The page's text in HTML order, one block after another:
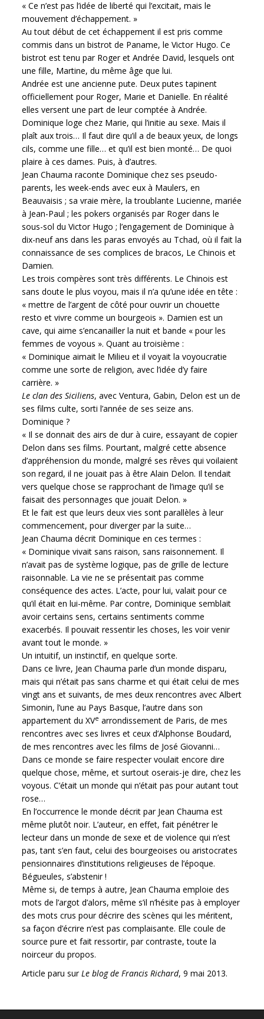
« Ce n’est pas l’idée de liberté qui l’excitait, mais le
mouvement d’échappement. »
Au tout début de cet échappement il est pris comme
commis dans un bistrot de Paname, le Victor Hugo. Ce
bistrot est tenu par Roger et Andrée David, lesquels ont
une fille, Martine, du même âge que lui.
Andrée est une ancienne pute. Deux putes tapinent
officiellement pour Roger, Marie et Danielle. En réalité
elles versent une part de leur comptée à Andrée.
Dominique loge chez Marie, qui l’initie au sexe. Mais il
plaît aux trois… Il faut dire qu’il a de beaux yeux, de longs
cils, comme une fille… et qu’il est bien monté… De quoi
plaire à ces dames. Puis, à d’autres.
Jean Chauma raconte Dominique chez ses pseudo-
parents, les week-ends avec eux à Maulers, en
Beauvaisis ; sa vraie mère, la troublante Lucienne, mariée
à Jean-Paul ; les pokers organisés par Roger dans le
sous-sol du Victor Hugo ; l’engagement de Dominique à
dix-neuf ans dans les paras envoyés au Tchad, où il fait la
connaissance de ses complices de bracos, Le Chinois et
Damien.
Les trois compères sont très différents. Le Chinois est
sans doute le plus voyou, mais il n’a qu’une idée en tête :
« mettre de l’argent de côté pour ouvrir un chouette
resto et vivre comme un bourgeois ». Damien est un
cave, qui aime s’encanailler la nuit et bande « pour les
femmes de voyous ». Quant au troisième :
« Dominique aimait le Milieu et il voyait la voyoucratie
comme une sorte de religion, avec l’idée d’y faire
carrière. »
Le clan des Siciliens, avec Ventura, Gabin, Delon est un de
ses films culte, sorti l’année de ses seize ans.
Dominique ?
« Il se donnait des airs de dur à cuire, essayant de copier
Delon dans ses films. Pourtant, malgré cette absence
d’appréhension du monde, malgré ses rêves qui voilaient
son regard, il ne jouait pas à être Alain Delon. Il tendait
vers quelque chose se rapprochant de l’image qu’il se
faisait des personnages que jouait Delon. »
Et le fait est que leurs deux vies sont parallèles à leur
commencement, pour diverger par la suite…
Jean Chauma décrit Dominique en ces termes :
« Dominique vivait sans raison, sans raisonnement. Il
n’avait pas de système logique, pas de grille de lecture
raisonnable. La vie ne se présentait pas comme
conséquence des actes. L’acte, pour lui, valait pour ce
qu’il était en lui-même. Par contre, Dominique semblait
avoir certains sens, certains sentiments comme
exacerbés. Il pouvait ressentir les choses, les voir venir
avant tout le monde. »
Un intuitif, un instinctif, en quelque sorte.
Dans ce livre, Jean Chauma parle d’un monde disparu,
mais qui n’était pas sans charme et qui était celui de mes
vingt ans et suivants, de mes deux rencontres avec Albert
Simonin, l’une au Pays Basque, l’autre dans son
appartement du XVe arrondissement de Paris, de mes
rencontres avec ses livres et ceux d’Alphonse Boudard,
de mes rencontres avec les films de José Giovanni…
Dans ce monde se faire respecter voulait encore dire
quelque chose, même, et surtout oserais-je dire, chez les
voyous. C’était un monde qui n’était pas pour autant tout
rose…
En l’occurrence le monde décrit par Jean Chauma est
même plutôt noir. L’auteur, en effet, fait pénétrer le
lecteur dans un monde de sexe et de violence qui n’est
pas, tant s’en faut, celui des bourgeoises ou aristocrates
pensionnaires d’institutions religieuses de l’époque.
Bégueules, s’abstenir !
Même si, de temps à autre, Jean Chauma emploie des
mots de l’argot d’alors, même s’il n’hésite pas à employer
des mots crus pour décrire des scènes qui les méritent,
sa façon d’écrire n’est pas complaisante. Elle coule de
source pure et fait ressortir, par contraste, toute la
noirceur du propos.
Article paru surLe blog de Francis Richard, 9 mai 2013.